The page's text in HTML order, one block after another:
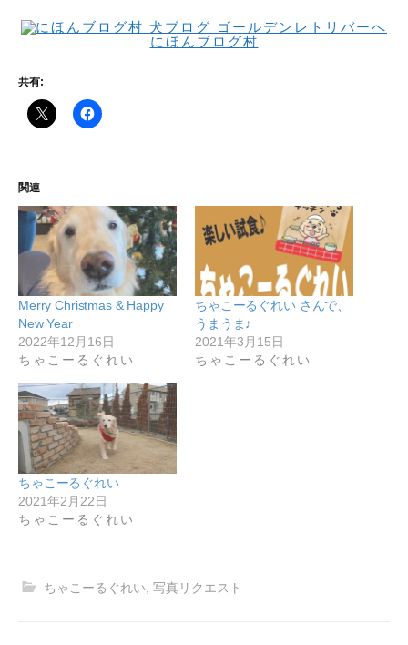
にほんブログ村
共有:
関連
Merry Christmas & Happy
New Year
2022年12月16日
ちゃこーるぐれい
ちゃこーるぐれい さんで、
うまうま♪
2021年3月15日
ちゃこーるぐれい
ちゃこーるぐれい
2021年2月22日
ちゃこーるぐれい
ちゃこーるぐれい 写真リクエスト